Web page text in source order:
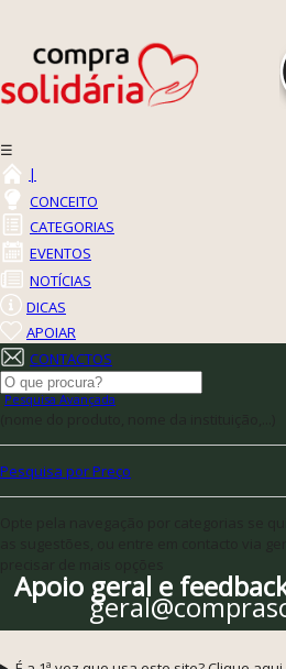
☰
|
CONCEITO
CATEGORIAS
EVENTOS
NOTÍCIAS
DICAS
APOIAR
CONTACTOS
Pesquisa Avançada
Pesquisa por Preço
Apoio geral e